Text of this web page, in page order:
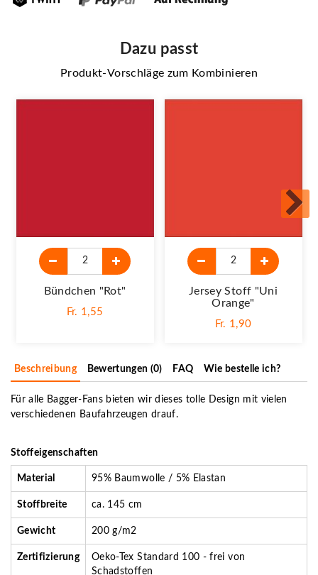
Dazu passt
Produkt-Vorschläge zum Kombinieren
Bündchen "rot"
Fr. 1,55
Jersey Stoff "Uni
Orange"
Fr. 1,90
Beschreibung Bewertungen (0) FAQ Wie bestelle ich?
Für alle Bagger-Fans bieten wir dieses tolle Design mit vielen
verschiedenen Baufahrzeugen drauf.
Stoffeigenschaften
Material 95% Baumwolle / 5% Elastan
Stoffbreite ca. 145 cm
Gewicht 200 g/m2
Zertifizierung
Oeko-Tex Standard 100 - frei von
Schadstoffen